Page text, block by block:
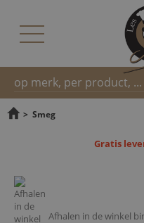
Snel
> Smeg
Gratis
Afhalen in de winkel